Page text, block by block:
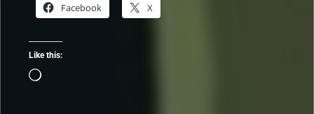
Facebook X
Like this:
Loading…